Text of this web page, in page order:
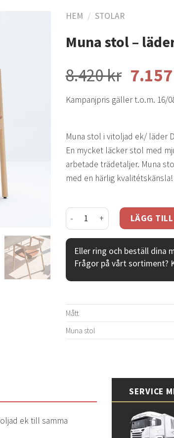
HEM / STOLAR
Muna stol –
8.420kr 7.157
Kampanjpris gäller t.o.m. 16/
Muna stol i vitoljad ek/ läder
En mycket läcker stol med
arbetade trädetaljer. Muna
med en härlig kvalitétskänsla!
Muna stol - läder dakar
LÄGG
Eller ring och beställ dina
Frågor på vårt sortiment?
Mått
Muna stol
ek till samma
SERVICE